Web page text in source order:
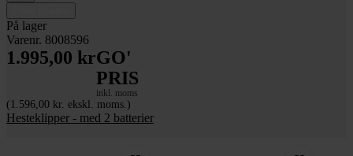
På lager
Varenr. 8008596
1.995,00 krGO'
PRIS
inkl. moms
(1.596,00 kr. ekskl. moms.)
Hesteklipper - med 2 batterier